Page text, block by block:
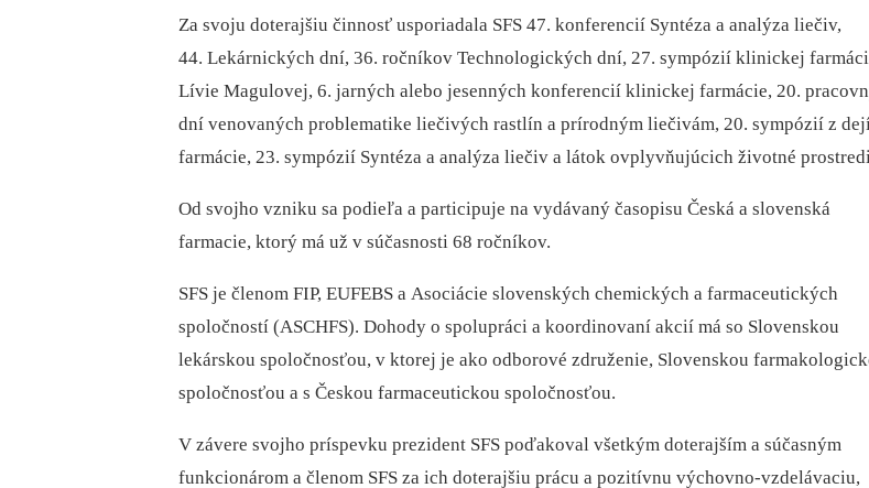
Za svoju doterajšiu činnosť usporiadala SFS 47. konferencií Syntéza a analýza liečiv,
44. Lekárnických dní, 36. ročníkov Technologických dní, 27. sympózií klinickej
Lívie Magulovej, 6. jarných alebo jesenných konferencií klinickej farmácie, 20.
dní venovaných problematike liečivých rastlín a prírodným liečivám, 20. sympózií z
farmácie, 23. sympózií Syntéza a analýza liečiv a látok ovplyvňujúcich životné
Od svojho vzniku sa podieľa a participuje na vydávaný časopisu Česká a slovenská
farmacie, ktorý má už v súčasnosti 68 ročníkov.
SFS je členom FIP, EUFEBS a Asociácie slovenských chemických a farmaceutických
spoločností (ASCHFS). Dohody o spolupráci a koordinovaní akcií má so Slovenskou
lekárskou spoločnosťou, v ktorej je ako odborové združenie, Slovenskou
spoločnosťou a s Českou farmaceutickou spoločnosťou.
V závere svojho príspevku prezident SFS poďakoval všetkým doterajším a súčasným
funkcionárom a členom SFS za ich doterajšiu prácu a pozitívnu výchovno-vzdelávaciu,